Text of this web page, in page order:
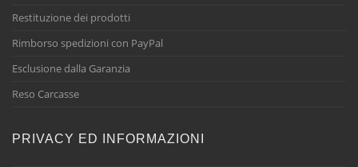
Restituzione dei prodotti
Rimborso spedizioni con PayPal
Esclusione dalla Garanzia
Reso Carcasse
PRIVACY ED INFORMAZIONI